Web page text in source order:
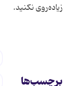
زیاده‌روی نکنید.
برچسب‌ها